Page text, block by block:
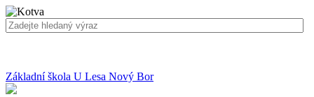
Základní škola U Lesa Nový Bor